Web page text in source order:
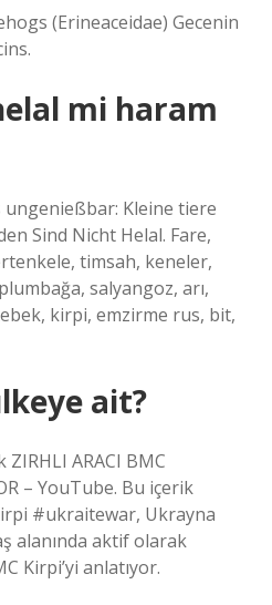
(Erineaceidae) Gecenin
mi haram
Kleine tiere
Sind Nicht Helal. Fare,
timsah, keneler,
salyangoz, arı,
kirpi, emzirme rus, bit,
ait?
ARACI BMC
– YouTube. Bu içerik
#ukraitewar, Ukrayna
alanında aktif olarak
Kirpi’yi anlatıyor.